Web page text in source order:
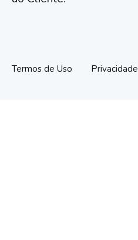
Termos de Uso Privacidade